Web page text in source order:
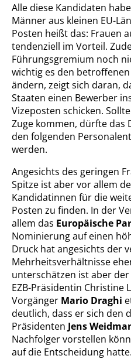
Alle diese Kandidaten
Männer aus kleinen EU-
Posten heißt das: Frauen
tendenziell im Vorteil.
Führungsgremium noch
wichtig es den
ändern, zeigt sich daran,
Staaten einen Bewerber
Vizeposten schicken.
Zuge kommen, dürfte das
den folgenden
werden.
Angesichts des geringen
Spitze ist aber vor allem
Kandidatinnen für die
Posten zu finden. In der
allem das Europäische
Nominierung auf einen
Druck hat angesichts der
Mehrheitsverhältnisse
unterschätzen ist aber
EZB-Präsidentin Christine
Vorgänger Mario Draghi
deutlich, dass er sich den
Präsidenten Jens
Nachfolger vorstellen
auf die Entscheidung hatte.